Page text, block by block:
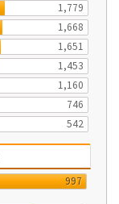
1,779
1,668
1,651
1,453
1,160
746
542
997